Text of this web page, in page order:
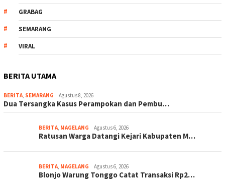
GRABAG
SEMARANG
VIRAL
BERITA UTAMA
BERITA SEMARANG Agustus 8, 2026
Dua Tersangka Kasus Perampokan dan Pembu…
BERITA MAGELANG Agustus 6, 2026
Ratusan Warga Datangi Kejari Kabupaten M…
BERITA MAGELANG Agustus 6, 2026
Blonjo Warung Tonggo Catat Transaksi Rp2…